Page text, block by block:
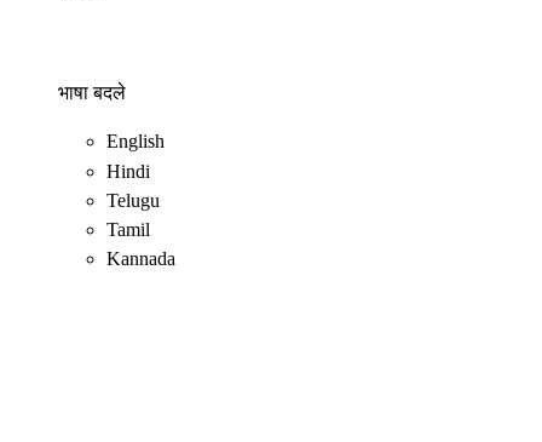
भाषा बदले
English
Hindi
Telugu
Tamil
Kannada